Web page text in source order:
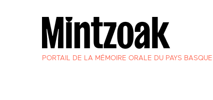
PORTAIL DE LA MÉMOIRE ORALE DU PAYS